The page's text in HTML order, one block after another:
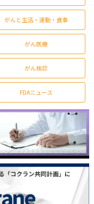
がんと生活・運動・食事
がん医療
がん検診
FDAニュース